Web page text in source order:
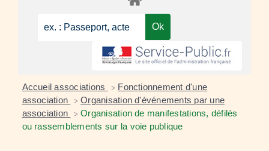
Accueil associations > Fonctionnement d'une
association
> Organisation d'événements par une
association
> Organisation de manifestations, défilés
ou rassemblements sur la voie publique